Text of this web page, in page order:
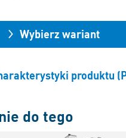
Wybierz wariant
produktu
do tego